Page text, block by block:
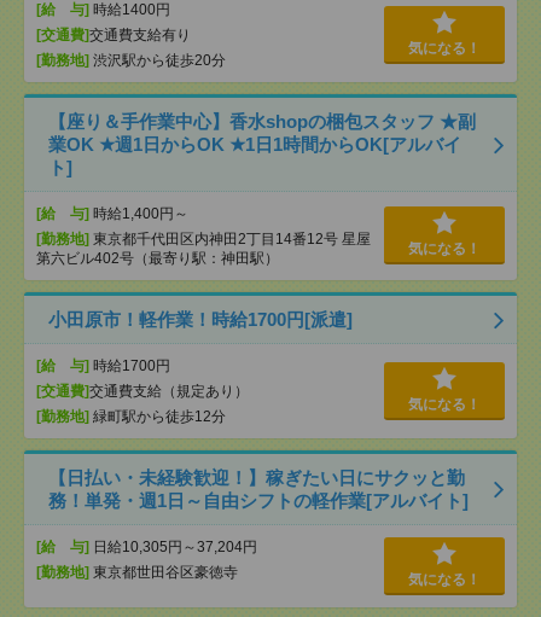
[給 与] 時給1400円
[交通費]交通費支給有り
[勤務地] 渋沢駅から徒歩20分
気になる！
【座り＆手作業中心】香水shopの梱包スタッフ ★副
業OK ★週1日からOK ★1日1時間からOK[アルバイ
ト]
[給 与] 時給1,400円～
[勤務地] 東京都千代田区内神田2丁目14番12号 星屋
第六ビル402号（最寄り駅：神田駅）
気になる！
小田原市！軽作業！時給1700円[派遣]
[給 与] 時給1700円
[交通費]交通費支給（規定あり）
[勤務地] 緑町駅から徒歩12分
気になる！
【日払い・未経験歓迎！】稼ぎたい日にサクッと勤
務！単発・週1日～自由シフトの軽作業[アルバイト]
[給 与] 日給10,305円～37,204円
[勤務地] 東京都世田谷区豪徳寺 気になる！